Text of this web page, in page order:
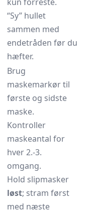
“Sy” hullet
sammen med
endetråden før du
hæfter.
Brug
maskemarkørtil
første og sidste
maske.
Kontroller
maskeantal for
hver 2.-3.
omgang.
Hold slipmasker
løst; stram først
med næste